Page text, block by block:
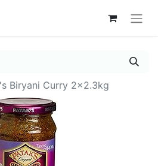
Biryani Curry 2x2.3kg